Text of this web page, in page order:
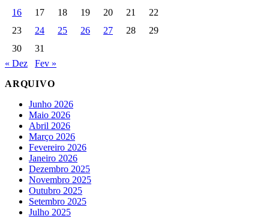
16
17 18 19 20 21
22
23
24 25 26 27 28
29
30
31
« Dez
Fev »
ARQUIVO
Junho 2026
Maio 2026
Abril 2026
Março 2026
Fevereiro 2026
Janeiro 2026
Dezembro 2025
Novembro 2025
Outubro 2025
Setembro 2025
Julho 2025